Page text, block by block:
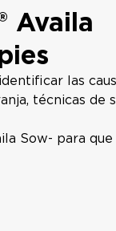
Availa
las
técnicas de
Sow- para que